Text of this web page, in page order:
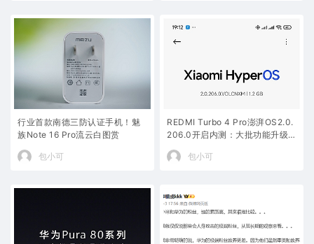
行业首款南德三防认证手机！魅
族Note 16 Pro流云白图赏
包小可
REDMI Turbo 4 Pro澎湃OS2.0.
206.0开启内测：大批功能升级
改进
包小可